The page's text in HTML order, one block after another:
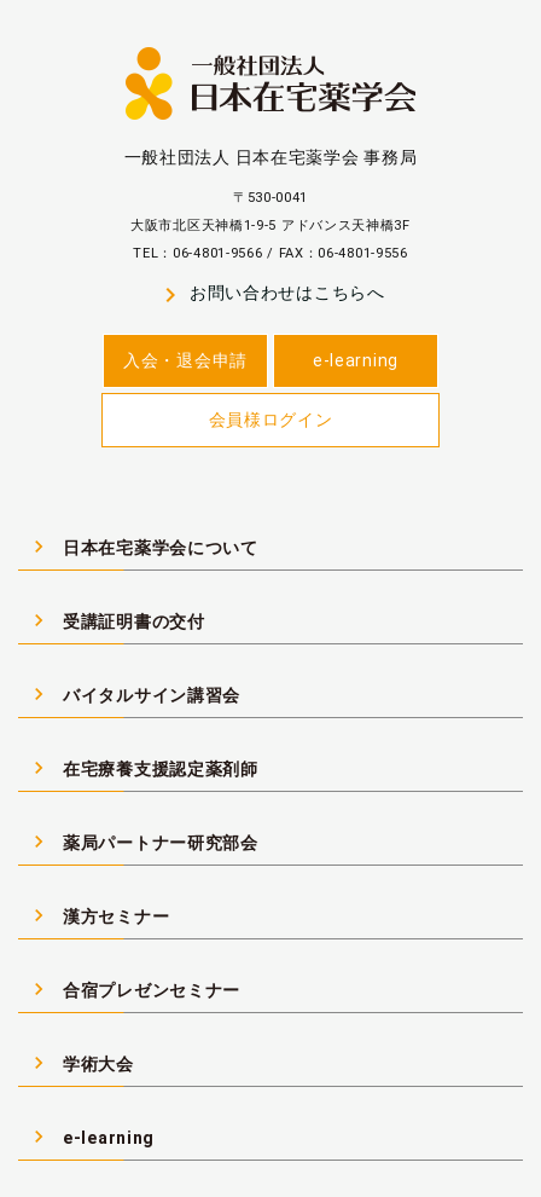
一般社団法人 日本在宅薬学会 事務局
〒530-0041
大阪市北区天神橋1-9-5 アドバンス天神橋3F
TEL：06-4801-9566 / FAX：06-4801-9556
navigate_next お問い合わせはこちらへ
入会・退会申請 e-learning
会員様ログイン
navigate_next 日本在宅薬学会について
navigate_next 受講証明書の交付
navigate_next バイタルサイン講習会
navigate_next 在宅療養支援認定薬剤師
navigate_next 薬局パートナー研究部会
navigate_next 漢方セミナー
navigate_next 合宿プレゼンセミナー
navigate_next 学術大会
navigate_next e-learning